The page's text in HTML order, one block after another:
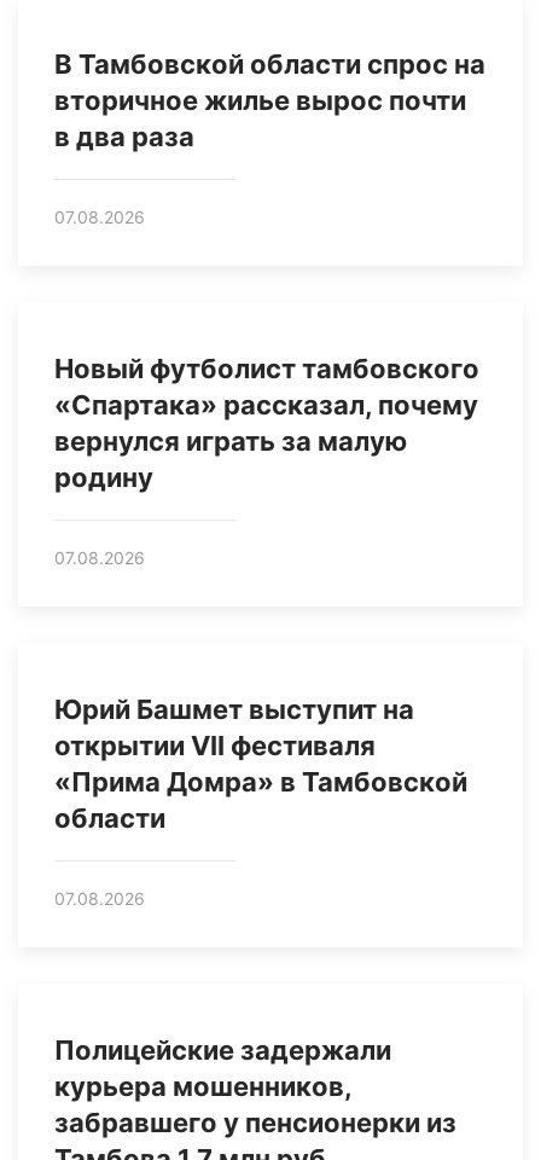
В Тамбовской области спрос на
вторичное жилье вырос почти
в два раза
07.08.2026
Новый футболист тамбовского
«Спартака» рассказал, почему
вернулся играть за малую
родину
07.08.2026
Юрий Башмет выступит на
открытии VII фестиваля
«Прима Домра» в Тамбовской
области
07.08.2026
Полицейские задержали
курьера мошенников,
забравшего у пенсионерки из